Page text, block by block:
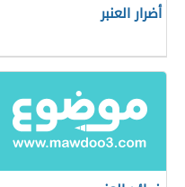
أضرار العنبر